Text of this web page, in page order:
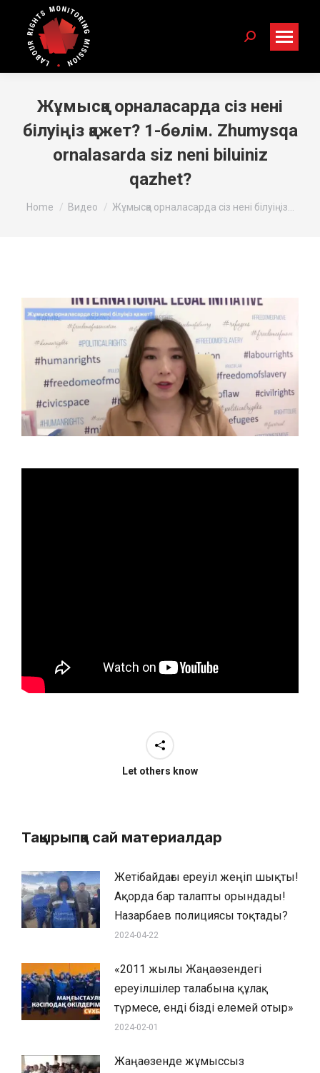
Search:
Жұмысқа орналасарда сіз нені
білуіңіз қажет? 1-бөлім. Zhumysqa
ornalasarda siz neni biluiniz
qazhet?
You are here:
Home Видео Жұмысқа орналасарда сіз нені білуіңіз…
Let others know
Тақырыпқа сай материалдар
Жетібайдағы ереуіл жеңіп шықты!
Ақорда бар талапты орындады!
Назарбаев полициясы тоқтады?
2024-04-22
«2011 жылы Жаңаөзендегі
ереуілшілер талабына құлақ
түрмесе, енді бізді елемей отыр»
2024-02-01
Жаңаөзенде жұмыссыз